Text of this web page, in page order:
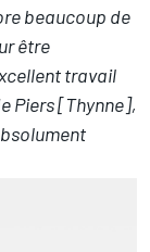
beaucoup de
être
travail
Piers [Thynne],